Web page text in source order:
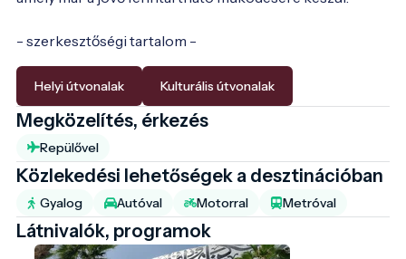
- szerkesztőségi tartalom -
Helyi útvonalak Kulturális útvonalak
Megközelítés, érkezés
Repülővel
Közlekedési lehetőségek a desztinációban
Gyalog Autóval Motorral Metróval
Látnivalók, programok